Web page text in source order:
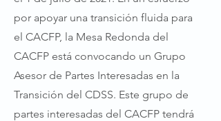
por apoyar una transición fluida para
el CACFP, la Mesa Redonda del
CACFP está convocando un Grupo
Asesor de Partes Interesadas en la
Transición del CDSS. Este grupo de
partes interesadas del CACFP tendrá